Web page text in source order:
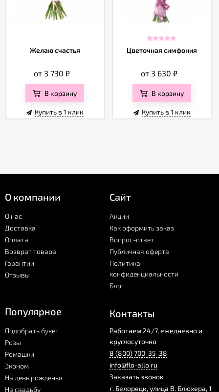
Желаю счастья
от 3 730₽
В корзину
Купить в 1 клик
Цветочная симфония
от 3 630 ₽
В корзину
Купить в 1 клик
О компании
О нас
Доставка
Оплата
Возврат товара
Гарантии
Отзывы
Сайт
Акции
Как оформить заказ
Вопрос-ответ
Публичная оферта
Политика
конфиденциальности
Блог
Популярное
Подобрать букет
Розы
Ромашки
Эконом
На день рожденья
На свадьбу
Контакты
Работаем 24/7, ежедневно и
круглосуточно
8 (800) 700-35-38
info@flo-allo.ru
Заказать звонок
г. Белорецк,улица В. Блюхера, 1